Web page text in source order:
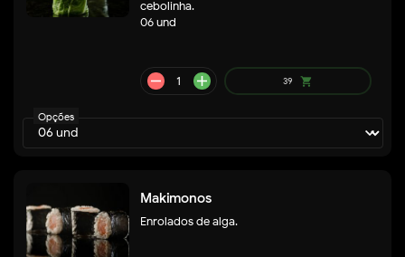
remove
cebolinha.
06 und
Opções
Makimonos
Enrolados de alga.